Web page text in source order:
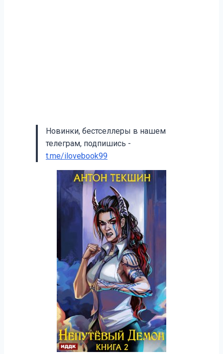
Новинки, бестселлеры в нашем
телеграм, подпишись -
t.me/ilovebook99